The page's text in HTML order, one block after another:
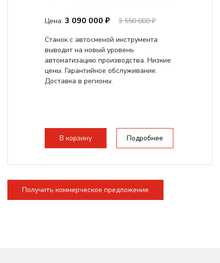
Цена: 3 090 000 ₽
3 550 000 ₽
Станок с автосменой инструмента
выводит на новый уровень
автоматизацию производства. Низкие
цены. Гарантийное обслуживание.
Доставка в регионы.
В корзину Подробнее
Получить коммерческое предложение